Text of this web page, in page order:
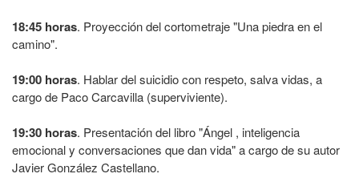
18:45 horas. Proyección del cortometraje "Una piedra en el
camino".
19:00 horas. Hablar del suicidio con respeto, salva vidas, a
cargo de Paco Carcavilla (superviviente).
19:30 horas. Presentación del libro "Ángel , inteligencia
emocional y conversaciones que dan vida" a cargo de su autor
Javier González Castellano.